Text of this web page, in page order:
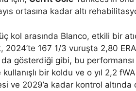
ortasına kadar altı
kol arasında Blanco, etkili bir
2024’te 167 1/3 vuruşta 2,80
da gösterdiği gibi, bu
bir koldu ve o yıl 2,2
ve 2029’a kadar kontrol altında